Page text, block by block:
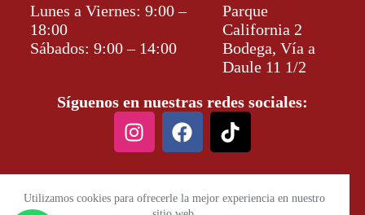
Utilizamos cookies para ofrecerle la mejor experiencia en nuestro
Lunes a Viernes: 9:00 –
18:00
Sábados: 9:00 – 14:00
Parque
California 2
Bodega, Vía a
Daule 11 1/2
Síguenos en nuestras redes sociales: